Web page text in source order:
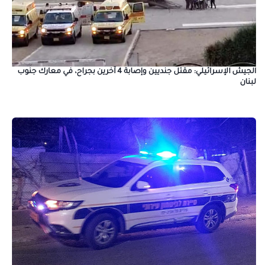
الجيش الإسرائيلي: مقتل جنديين وإصابة 4 آخرين بجراح، في معارك جنوب
لبنان